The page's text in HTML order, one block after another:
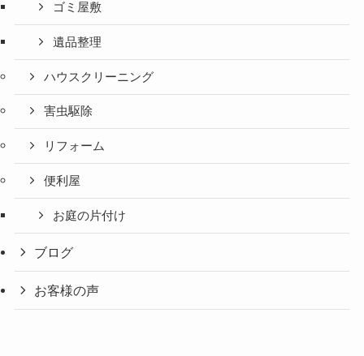
ゴミ屋敷
遺品整理
ハウスクリーニング
害虫駆除
リフォーム
便利屋
お庭の片付け
ブログ
お客様の声